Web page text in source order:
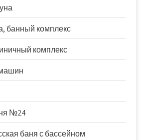
банный комплекс
комплекс
№24
баня с бассейном